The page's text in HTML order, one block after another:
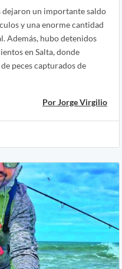
un importante saldo
y una enorme cantidad
Además, hubo detenidos
en Salta, donde
peces capturados de
Por Jorge Virgilio